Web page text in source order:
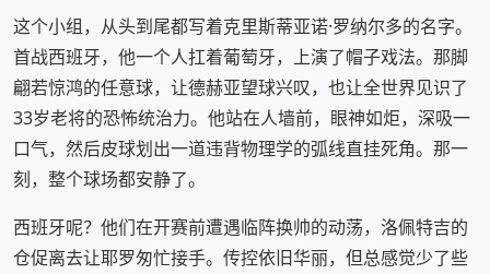
这个小组，从头到尾都写着克里斯蒂亚诺·罗纳尔多的名字。
首战西班牙，他一个人扛着葡萄牙，上演了帽子戏法。那脚
翩若惊鸿的任意球，让德赫亚望球兴叹，也让全世界见识了
33岁老将的恐怖统治力。他站在人墙前，眼神如炬，深吸一
口气，然后皮球划出一道违背物理学的弧线直挂死角。那一
刻，整个球场都安静了。
西班牙呢？他们在开赛前遭遇临阵换帅的动荡，洛佩特吉的
仓促离去让耶罗匆忙接手。传控依旧华丽，但总感觉少了些